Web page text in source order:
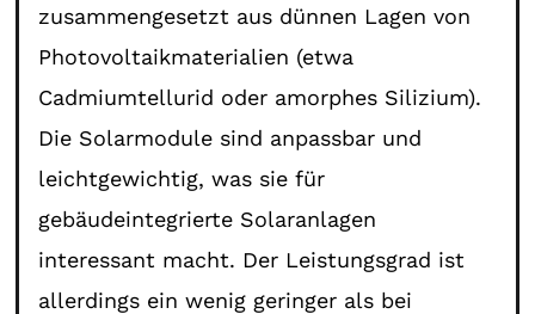
zusammengesetzt aus dünnen Lagen von
Photovoltaikmaterialien (etwa
Cadmiumtellurid oder amorphes Silizium).
Die Solarmodule sind anpassbar und
leichtgewichtig, was sie für
gebäudeintegrierte Solaranlagen
interessant macht. Der Leistungsgrad ist
allerdings ein wenig geringer als bei